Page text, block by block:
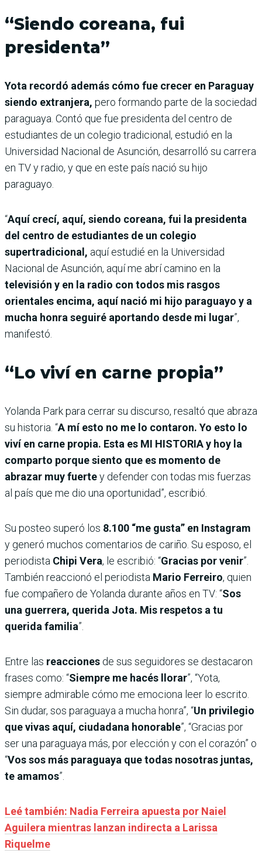
“Siendo coreana, fui
presidenta”
Yota recordó además cómo fue crecer en Paraguay
siendo extranjera, pero formando parte de la sociedad
paraguaya. Contó que fue presidenta del centro de
estudiantes de un colegio tradicional, estudió en la
Universidad Nacional de Asunción, desarrolló su carrera
en TV y radio, y que en este país nació su hijo
paraguayo.
“Aquí crecí, aquí, siendo coreana, fui la presidenta
del centro de estudiantes de un colegio
supertradicional, aquí estudié en la Universidad
Nacional de Asunción, aquí me abrí camino en la
televisión y en la radio con todos mis rasgos
orientales encima, aquí nació mi hijo paraguayo y a
mucha honra seguiré aportando desde mi lugar”,
manifestó.
“Lo viví en carne propia”
Yolanda Park para cerrar su discurso, resaltó que abraza
su historia. “A mí esto no me lo contaron. Yo esto lo
viví en carne propia. Esta es MI HISTORIA y hoy la
comparto porque siento que es momento de
abrazar muy fuertey defender con todas mis fuerzas
al país que me dio una oportunidad”, escribió.
Su posteo superó los 8.100 “me gusta” en Instagram
y generó muchos comentarios de cariño. Su esposo, el
periodista Chipi Vera, le escribió: “Gracias por venir”.
También reaccionó el periodista Mario Ferreiro, quien
fue compañero de Yolanda durante años en TV: “Sos
una guerrera, querida Jota. Mis respetos a tu
querida familia”.
Entre las reacciones de sus seguidores se destacaron
frases como: “Siempre me hacés llorar”, “Yota,
siempre admirable cómo me emociona leer lo escrito.
Sin dudar, sos paraguaya a mucha honra”, “Un privilegio
que vivas aquí, ciudadana honorable”, “Gracias por
ser una paraguaya más, por elección y con el corazón” o
“Vos sos más paraguaya que todas nosotras juntas,
te amamos”.
Leé también: Nadia Ferreira apuesta por Naiel
Aguilera mientras lanzan indirecta a Larissa
Riquelme